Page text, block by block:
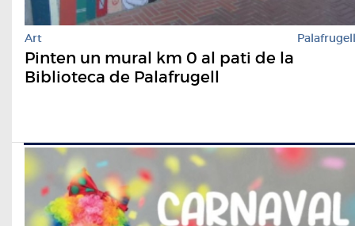
Art Palafrugell
Pinten un mural km 0 al pati de la
Biblioteca de Palafrugell